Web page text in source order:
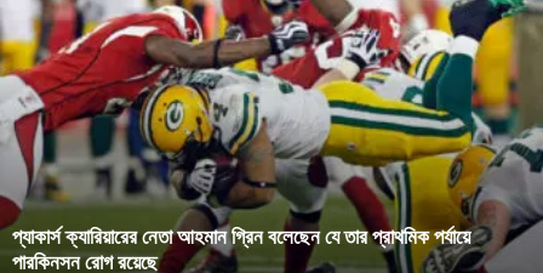
প্যাকার্স ক্যারিয়ারের নেতা আহমান গ্রিন বলেছেন যে তার প্রাথমিক পর্যায়ে
পারকিনসন রোগ রয়েছে